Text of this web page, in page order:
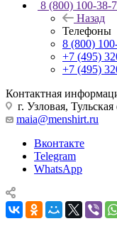
8 (800) 100-38-
Назад
Телефоны
8 (800)
+7 (495)
+7 (495)
Контактная
г. Узловая, Тульская
maia@menshirt.ru
Вконтакте
Telegram
WhatsApp